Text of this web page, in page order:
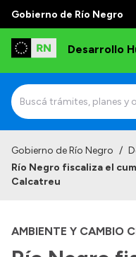
Gobierno de Río Negro
Desarrollo
Institucional
Autoridades
Gobierno de Río Negro /
Río Negro fiscaliza el
Calcatreu
AMBIENTE Y CAMBIO